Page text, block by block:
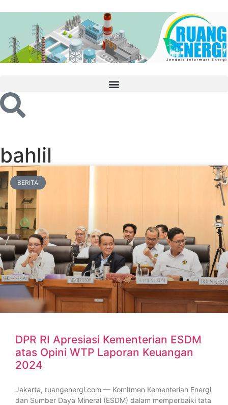
bahlil
BERITA
DPR RI Apresiasi Kementerian ESDM
atas Opini WTP Laporan Keuangan
2024
Jakarta, ruangenergi.com — Komitmen Kementerian Energi
dan Sumber Daya Mineral (ESDM) dalam memperbaiki tata